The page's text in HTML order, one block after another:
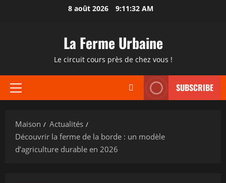
8 août 2026 9:11:33 AM
La Ferme Urbaine
Le circuit cours près de chez vous !
Menu
SUBSCRIBE
Maison
Actualités
Découvrir la ferme de la borde : un modèle
d’agriculture durable en 2026